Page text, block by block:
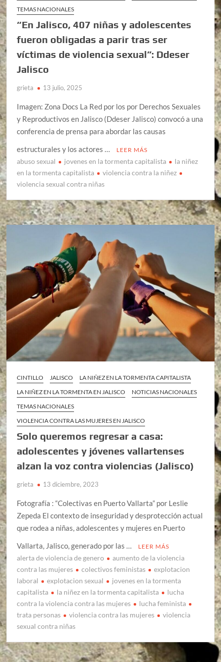
TEMAS NACIONALES
“En Jalisco, 407 niñas y adolescentes
fueron obligadas a parir tras ser
víctimas de violencia sexual”: Ddeser
Jalisco
grieta 13 julio, 2025
Imagen: Zona Docs La Red por los por Derechos Sexuales
y Reproductivos en Jalisco (Ddeser Jalisco) convocó a una
conferencia de prensa para abordar las causas
estructurales y los actores …
LEER MÁS
abuso sexual jovenes en la tormenta capitalista
la niñez
en la tormenta capitalista
violencia contra la niñez
violencia sexual contra niñas
CINTILLO JALISCO
LA NIÑEZ EN LA TORMENTA CAPITALISTA
LA NIÑEZ EN LA TORMENTA EN JALISCO
NOTICIAS NACIONALES
TEMAS NACIONALES
VIOLENCIA CONTRA LAS MUJERES EN JALISCO
Solo queremos regresar a casa:
adolescentes y jóvenes vallartenses
alzan la voz contra violencias (Jalisco)
grieta 13 diciembre, 2023
Fotografía : “Colectivas en Puerto Vallarta” por Leslie
Zepeda El contexto de inseguridad y desprotección actual
que rodea a niñas, adolescentes y mujeres en Puerto
Vallarta, Jalisco, generado por las …
LEER MÁS
alerta de violencia de genero
aumento de la violencia
contra las mujeres
colectivos feministas
explotacion
laboral
explotacion sexual
jovenes en la tormenta
capitalista
la niñez en la tormenta capitalista
lucha
contra la violencia contra las mujeres
lucha feminista
trata personas
violencia contra las mujeres
violencia
sexual contra niñas